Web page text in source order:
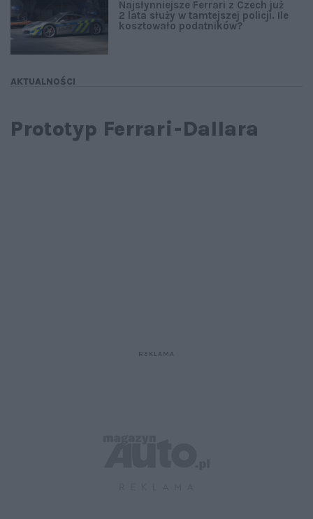
AKTUALNOŚCI
Najsłynniejsze Ferrari z Czech już
2 lata służy w tamtejszej policji. Ile
kosztowało podatników?
Prototyp Ferrari-Dallara